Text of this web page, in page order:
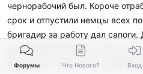
факт. Именно по рассказам
участника того
нынешними аналогиями, то в
ВСН - даже сейчас на порядок
разве что редкие разведгруппы
линию фронта лазить.
чернорабочий был. Короче
срок и отпустили немцы всех
бригадир за работу дал
дед домой босиком, а сапоги
обувь зря. Так вот под
Форумы Что Нового? Вход